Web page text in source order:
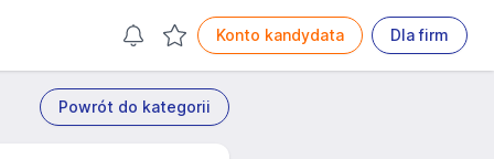
Konto kandydata Dla firm
Powrót do kategorii